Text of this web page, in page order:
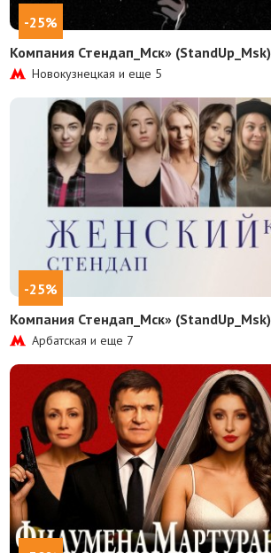
-25%
Компания Стендап_Мск» (StandUp_Msk)
Новокузнецкая и еще 5
-25%
Компания Стендап_Мск» (StandUp_Msk)
Арбатская и еще 7